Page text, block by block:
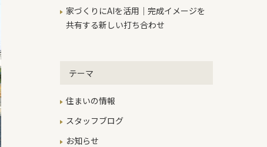
家づくりにAIを活用｜完成イメージを
共有する新しい打ち合わせ
テーマ
住まいの情報
スタッフブログ
お知らせ